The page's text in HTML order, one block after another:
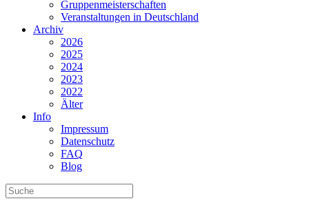
Gruppenmeisterschaften
Veranstaltungen in Deutschland
Archiv
2026
2025
2024
2023
2022
Älter
Info
Impressum
Datenschutz
FAQ
Blog